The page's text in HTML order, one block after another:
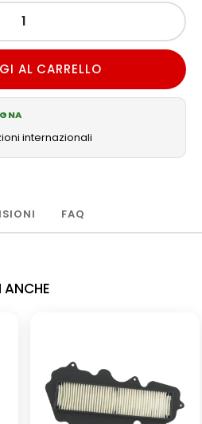
AL CARRELLO
internazionali
FAQ
ANCHE